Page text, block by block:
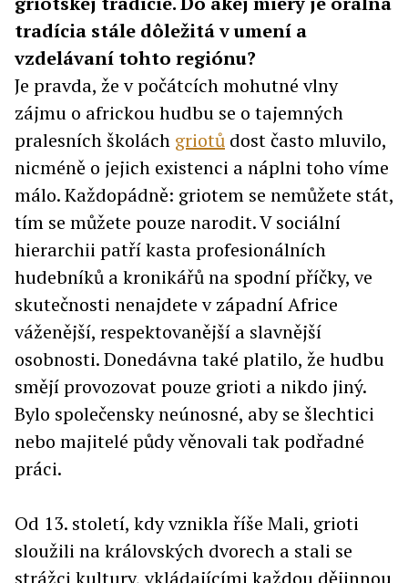
tradícia stále dôležitá v umení a
vzdelávaní tohto regiónu?
Je pravda, že v počátcích mohutné vlny
zájmu o africkou hudbu se o tajemných
pralesních školách griotů dost často mluvilo,
nicméně o jejich existenci a náplni toho víme
málo. Každopádně: griotem se nemůžete stát,
tím se můžete pouze narodit. V sociální
hierarchii patří kasta profesionálních
hudebníků a kronikářů na spodní příčky, ve
skutečnosti nenajdete v západní Africe
váženější, respektovanější a slavnější
osobnosti. Donedávna také platilo, že hudbu
smějí provozovat pouze grioti a nikdo jiný.
Bylo společensky neúnosné, aby se šlechtici
nebo majitelé půdy věnovali tak podřadné
práci.
Od 13. století, kdy vznikla říše Mali, grioti
sloužili na královských dvorech a stali se